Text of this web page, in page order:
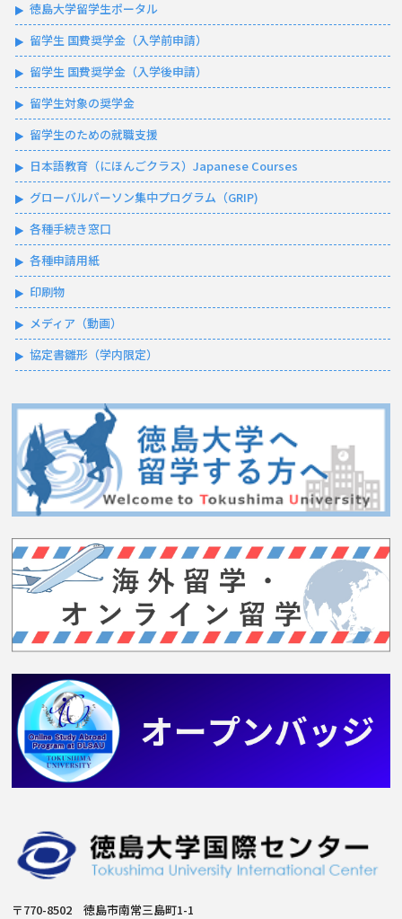
徳島大学留学生ポータル
留学生 国費奨学金（入学前申請）
留学生 国費奨学金（入学後申請）
留学生対象の奨学金
留学生のための就職支援
日本語教育（にほんごクラス）Japanese Courses
グローバルパーソン集中プログラム（GRIP)
各種手続き窓口
各種申請用紙
印刷物
メディア（動画）
協定書雛形（学内限定）
〒770-8502 徳島市南常三島町1-1